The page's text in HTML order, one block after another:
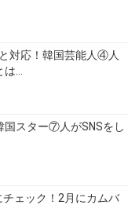
対応！韓国芸能人④人
…
国スター⑦人がSNSをし
チェック！2月にカムバ